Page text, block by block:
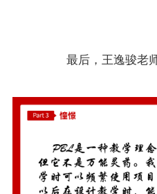
最后，王逸骏老师